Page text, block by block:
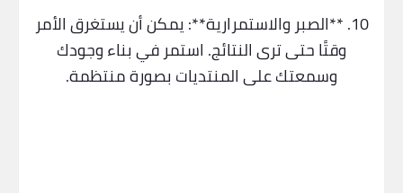
10. **الصبر والاستمرارية**: يمكن أن يستغرق الأمر
وقتًا حتى ترى النتائج. استمر في بناء وجودك
وسمعتك على المنتديات بصورة منتظمة.